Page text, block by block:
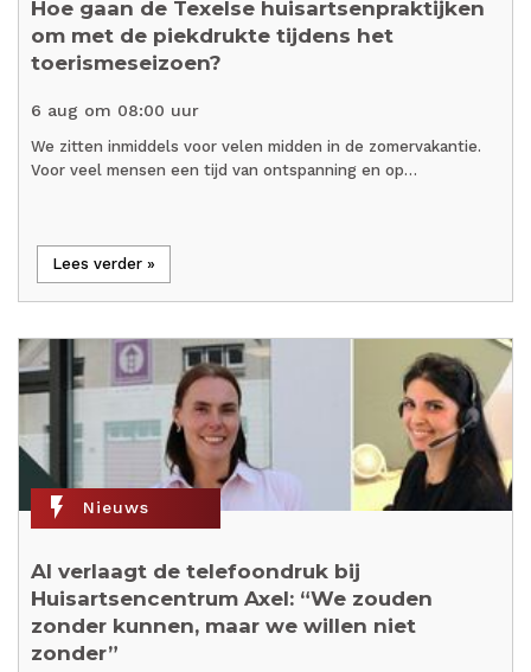
Hoe gaan de Texelse huisartsenpraktijken
om met de piekdrukte tijdens het
toerismeseizoen?
6 aug om 08:00 uur
We zitten inmiddels voor velen midden in de zomervakantie.
Voor veel mensen een tijd van ontspanning en op…
Lees verder »
flash_on Nieuws
AI verlaagt de telefoondruk bij
Huisartsencentrum Axel: “We zouden
zonder kunnen, maar we willen niet
zonder”